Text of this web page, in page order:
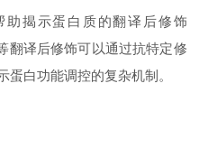
揭示蛋白质的翻译后修饰
翻译后修饰可以通过抗特定修
白功能调控的复杂机制。